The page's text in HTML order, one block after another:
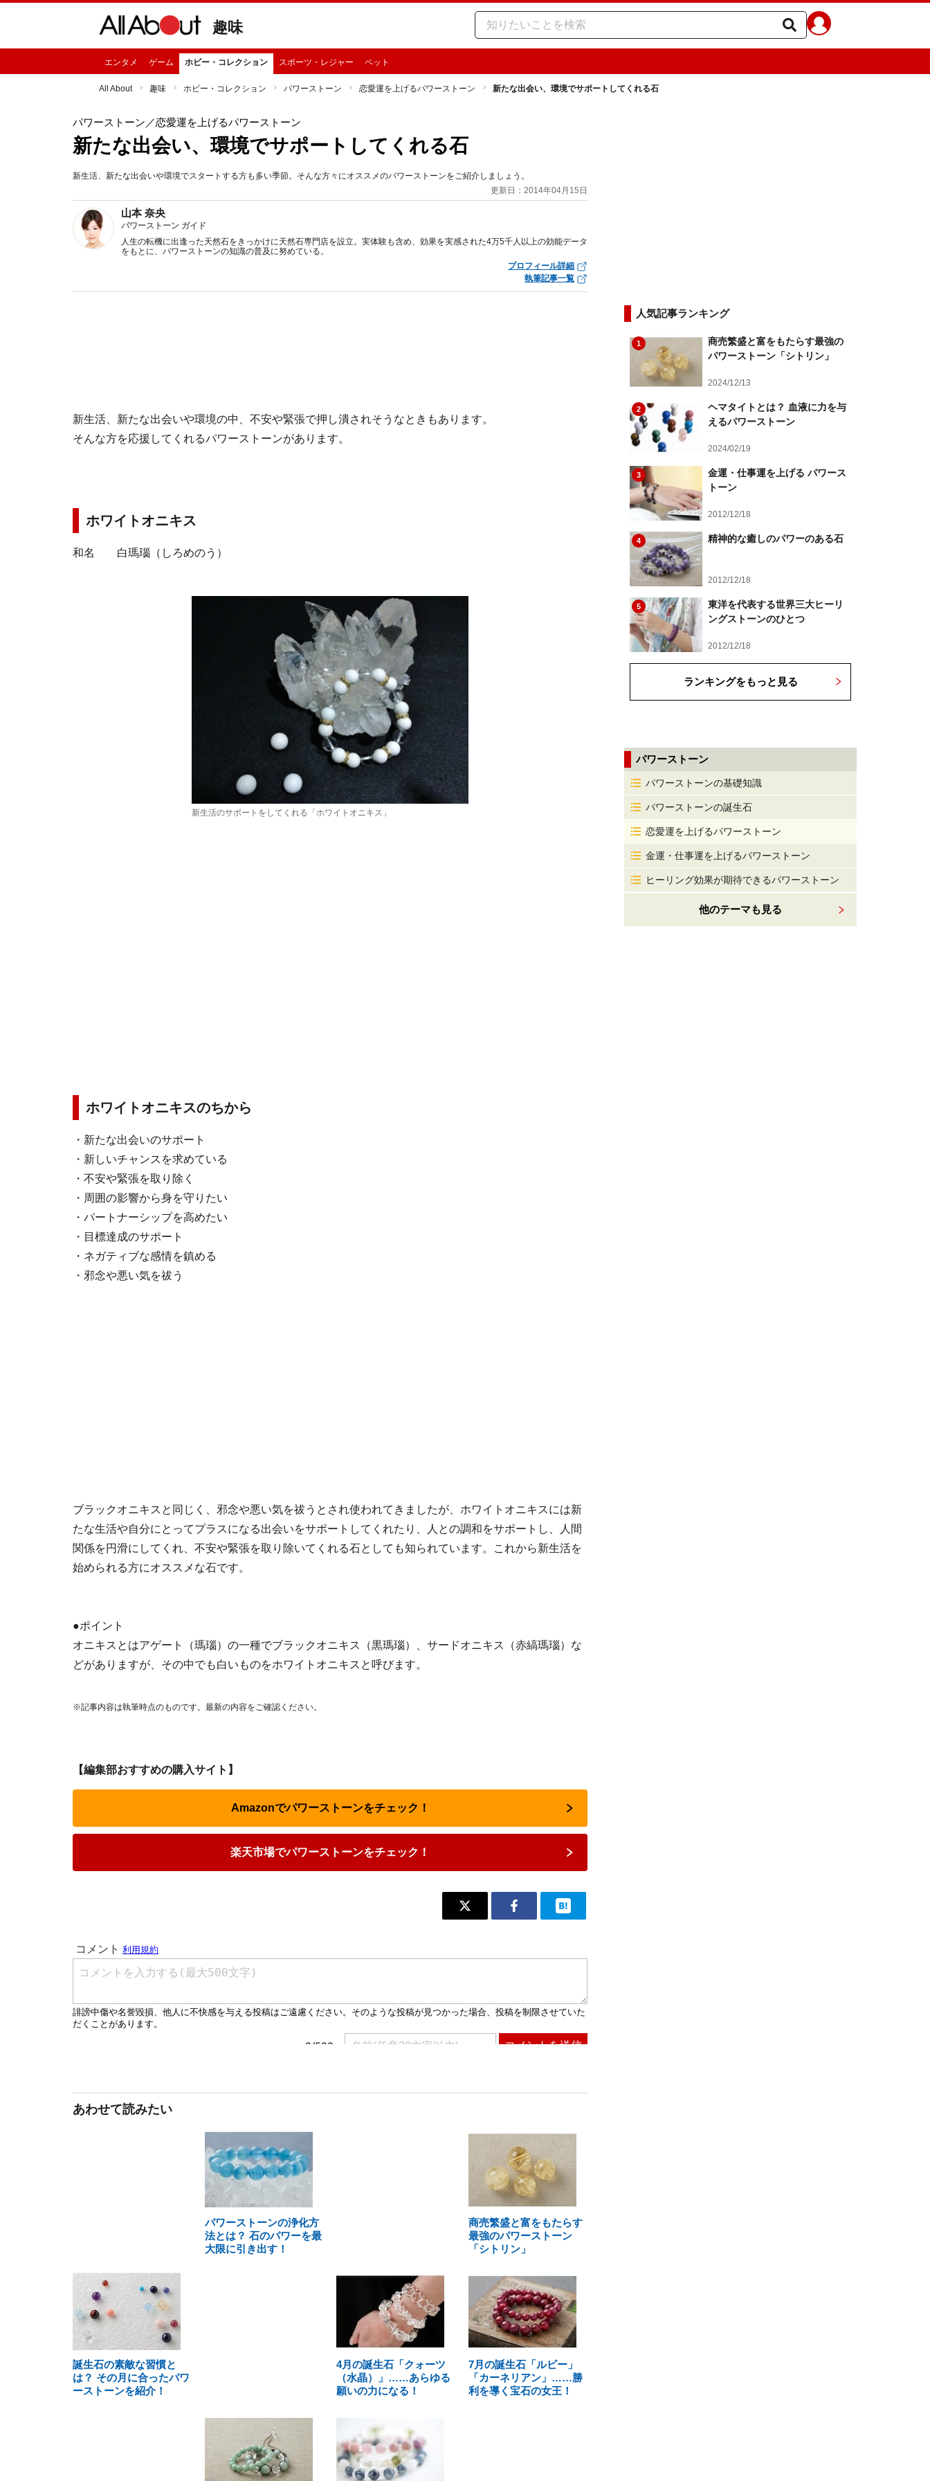
趣味
エンタメ ゲーム ホビー・コレクション スポーツ・レジャー ペット
All About 趣味 ホビー・コレクション パワーストーン 恋愛運を上げるパワーストーン 新たな出会い、環境でサポートしてくれる石
パワーストーン ／恋愛運を上げるパワーストーン
新たな出会い、環境でサポートしてくれる石
新生活、新たな出会いや環境でスタートする方も多い季節。そんな方々にオススメのパワーストーンをご紹介しましょう。
更新日：2014年04月15日
山本 奈央
パワーストーン ガイド
人生の転機に出逢った天然石をきっかけに天然石専門店を設立。実体験も含め、効果を実感された4万5千人以上の効能データ
をもとに、パワーストーンの知識の普及に努めている。
プロフィール詳細
執筆記事一覧
新生活、新たな出会いや環境の中、不安や緊張で押し潰されそうなときもあります。
そんな方を応援してくれるパワーストーンがあります。
ホワイトオニキス
和名 白瑪瑙（しろめのう）
新生活のサポートをしてくれる「ホワイトオニキス」
ホワイトオニキスのちから
・新たな出会いのサポート
・新しいチャンスを求めている
・不安や緊張を取り除く
・周囲の影響から身を守りたい
・パートナーシップを高めたい
・目標達成のサポート
・ネガティブな感情を鎮める
・邪念や悪い気を祓う
ブラックオニキスと同じく、邪念や悪い気を祓うとされ使われてきましたが、ホワイトオニキスには新
たな生活や自分にとってプラスになる出会いをサポートしてくれたり、人との調和をサポートし、人間
関係を円滑にしてくれ、不安や緊張を取り除いてくれる石としても知られています。これから新生活を
始められる方にオススメな石です。
●ポイント
オニキスとはアゲート（瑪瑙）の一種でブラックオニキス（黒瑪瑙）、サードオニキス（赤縞瑪瑙）な
どがありますが、その中でも白いものをホワイトオニキスと呼びます。
※記事内容は執筆時点のものです。最新の内容をご確認ください。
【編集部おすすめの購入サイト】
Amazonでパワーストーンをチェック！
楽天市場でパワーストーンをチェック！
あわせて読みたい
パワーストーンの浄化方
法とは？ 石のパワーを最
大限に引き出す！
商売繁盛と富をもたらす
最強のパワーストーン
「シトリン」
誕生石の素敵な習慣と
は？ その月に合ったパワ
ーストーンを紹介！
4月の誕生石「クォーツ
（水晶）」……あらゆる
願いの力になる！
7月の誕生石「ルビー」
「カーネリアン」……勝
利を導く宝石の女王！
人気記事ランキング
1
商売繁盛と富をもたらす最強の
パワーストーン「シトリン」
2024/12/13
2
ヘマタイトとは？ 血液に力を与
えるパワーストーン
2024/02/19
3
金運・仕事運を上げる パワース
トーン
2012/12/18
4 精神的な癒しのパワーのある石
2012/12/18
5
東洋を代表する世界三大ヒーリ
ングストーンのひとつ
2012/12/18
ランキングをもっと見る
パワーストーン
パワーストーンの基礎知識
パワーストーンの誕生石
恋愛運を上げるパワーストーン
金運・仕事運を上げるパワーストーン
ヒーリング効果が期待できるパワーストーン
他のテーマも見る